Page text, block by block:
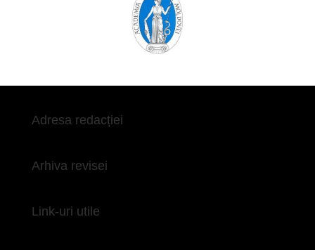
Adresa redacției
Arhiva revisei
Link-uri utile